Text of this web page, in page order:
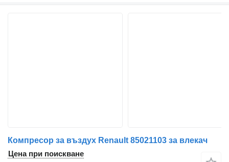
Компресор за въздух Renault 85021103 за влекач
Цена при поискване